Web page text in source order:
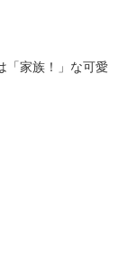
「家族！」な可愛